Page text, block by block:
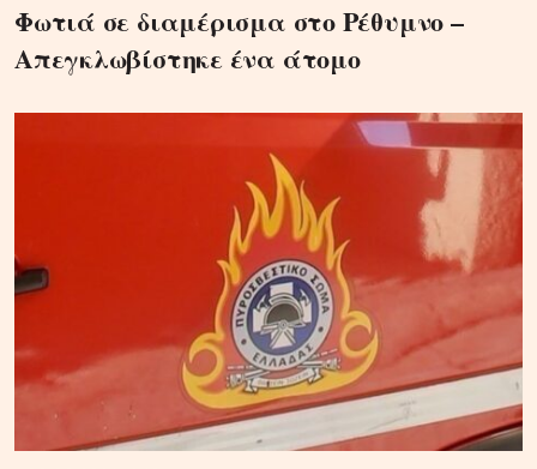
Φωτιά σε διαμέρισμα στο Ρέθυμνο –
Απεγκλωβίστηκε ένα άτομο